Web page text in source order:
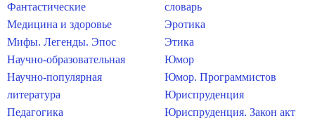
Фантастические
Медицина и здоровье
Мифы. Легенды. Эпос
Научно-образовательная
Научно-популярная
литература
Педагогика
словарь
Эротика
Этика
Юмор
Юмор. Программистов
Юриспруденция
Юриспруденция. Закон акт